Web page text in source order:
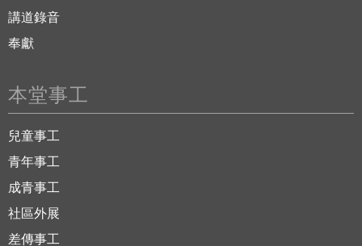
講道錄音
奉獻
本堂事工
兒童事工
青年事工
成青事工
社區外展
差傳事工